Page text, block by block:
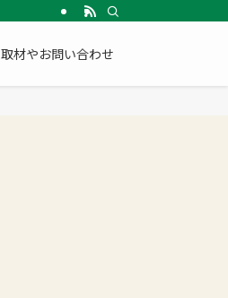
取材やお問い合わせ